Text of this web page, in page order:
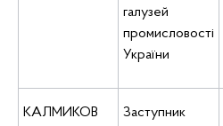
галузей
промисловості
України
КАЛМИКОВ
Заступник